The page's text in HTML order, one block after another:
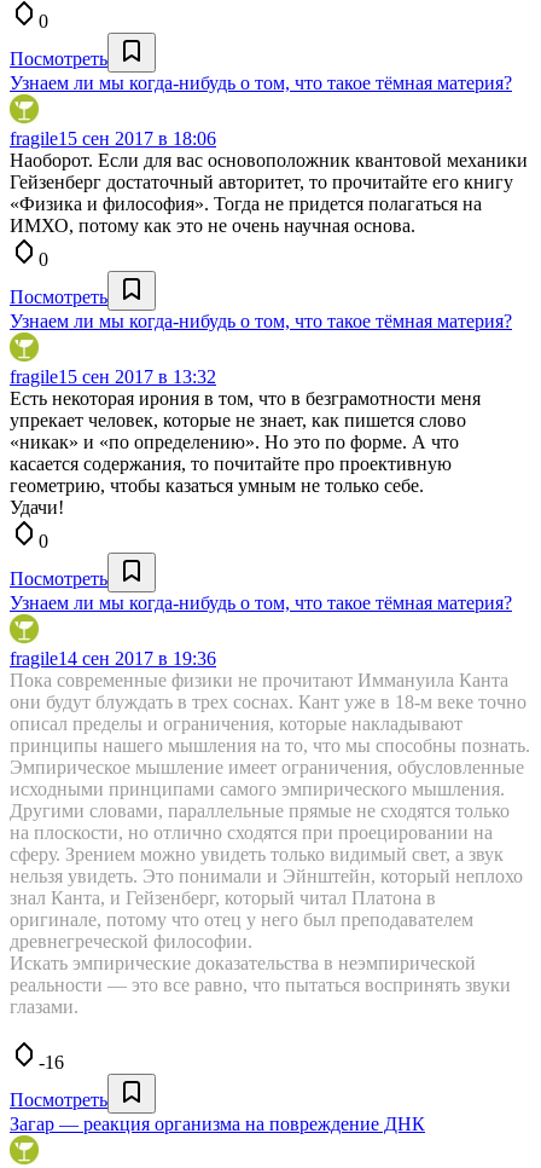
0
Посмотреть
Узнаем ли мы когда-нибудь о том, что такое тёмная материя?
fragile15 сен 2017 в 18:06
Наоборот. Если для вас основоположник квантовой механики
Гейзенберг достаточный авторитет, то прочитайте его книгу
«Физика и философия». Тогда не придется полагаться на
ИМХО, потому как это не очень научная основа.
0
Посмотреть
Узнаем ли мы когда-нибудь о том, что такое тёмная материя?
fragile15 сен 2017 в 13:32
Есть некоторая ирония в том, что в безграмотности меня
упрекает человек, которые не знает, как пишется слово
«никак» и «по определению». Но это по форме. А что
касается содержания, то почитайте про проективную
геометрию, чтобы казаться умным не только себе.
Удачи!
0
Посмотреть
Узнаем ли мы когда-нибудь о том, что такое тёмная материя?
fragile14 сен 2017 в 19:36
Пока современные физики не прочитают Иммануила Канта
они будут блуждать в трех соснах. Кант уже в 18-м веке точно
описал пределы и ограничения, которые накладывают
принципы нашего мышления на то, что мы способны познать.
Эмпирическое мышление имеет ограничения, обусловленные
исходными принципами самого эмпирического мышления.
Другими словами, параллельные прямые не сходятся только
на плоскости, но отлично сходятся при проецировании на
сферу. Зрением можно увидеть только видимый свет, а звук
нельзя увидеть. Это понимали и Эйнштейн, который неплохо
знал Канта, и Гейзенберг, который читал Платона в
оригинале, потому что отец у него был преподавателем
древнегреческой философии.
Искать эмпирические доказательства в неэмпирической
реальности — это все равно, что пытаться воспринять звуки
глазами.
-16
Посмотреть
Загар — реакция организма на повреждение ДНК